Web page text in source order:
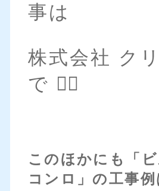
事は
株式会社 ク
で 💁‍♀️
このほかにも「
コンロ」の工事例